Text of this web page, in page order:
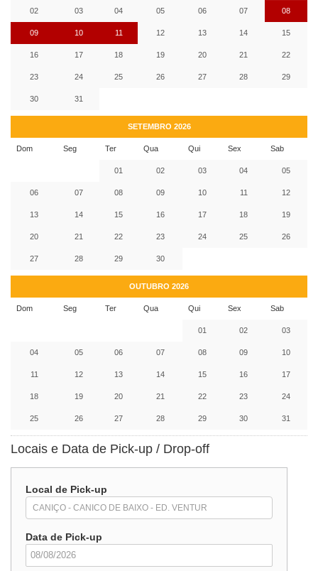
02 03 04 05 06 07 08
09 10 11 12 13 14 15
16 17 18 19 20 21 22
23 24 25 26 27 28 29
30 31
SETEMBRO 2026
Dom Seg Ter Qua Qui Sex Sab
01 02 03 04 05
06 07 08 09 10 11 12
13 14 15 16 17 18 19
20 21 22 23 24 25 26
27 28 29 30
OUTUBRO 2026
Dom Seg Ter Qua Qui Sex Sab
01 02 03
04 05 06 07 08 09 10
11 12 13 14 15 16 17
18 19 20 21 22 23 24
25 26 27 28 29 30 31
Locais e Data de Pick-up / Drop-off
Local de Pick-up
Data de Pick-up